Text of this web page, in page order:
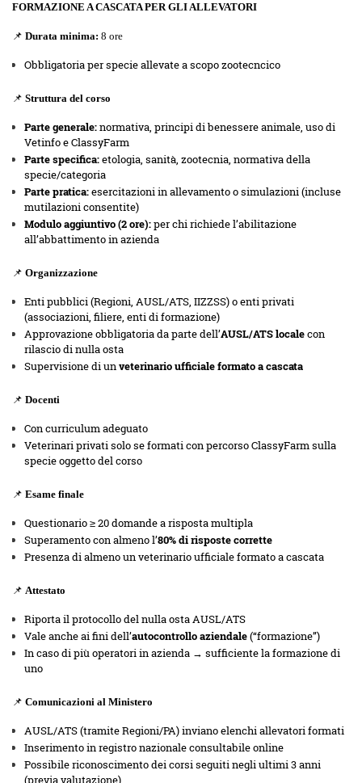
FORMAZIONE A CASCATA PER GLI ALLEVATORI
📌 Durata minima: 8 ore
Obbligatoria per specie allevate a scopo zootecncico
📌 Struttura del corso
Parte generale:normativa, principi di benessere animale, uso di
Vetinfo e ClassyFarm
Parte specifica:etologia, sanità, zootecnia, normativa della
specie/categoria
Parte pratica:esercitazioni in allevamento o simulazioni (incluse
mutilazioni consentite)
Modulo aggiuntivo (2 ore):per chi richiede l’abilitazione
all’abbattimento in azienda
📌 Organizzazione
Enti pubblici (Regioni, AUSL/ATS, IIZZSS) o enti privati
(associazioni, filiere, enti di formazione)
Approvazione obbligatoria da parte dell’AUSL/ATS localecon
rilascio di nulla osta
Supervisione di unveterinario ufficiale formato a cascata
📌 Docenti
Con curriculum adeguato
Veterinari privati solo se formati con percorso ClassyFarm sulla
specie oggetto del corso
📌 Esame finale
Questionario ≥ 20 domande a risposta multipla
Superamento con almeno l’80% di risposte corrette
Presenza di almeno un veterinario ufficiale formato a cascata
📌 Attestato
Riporta il protocollo del nulla osta AUSL/ATS
Vale anche ai fini dell’autocontrollo aziendale(“formazione”)
In caso di più operatori in azienda → sufficiente la formazione di
uno
📌 Comunicazioni al Ministero
AUSL/ATS (tramite Regioni/PA) inviano elenchi allevatori formati
Inserimento in registro nazionale consultabile online
Possibile riconoscimento dei corsi seguiti negli ultimi 3 anni
(previa valutazione)